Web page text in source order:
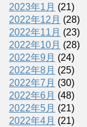
2023年1月 (21)
2022年12月 (28)
2022年11月 (23)
2022年10月 (28)
2022年9月 (24)
2022年8月 (25)
2022年7月 (30)
2022年6月 (48)
2022年5月 (21)
2022年4月 (21)